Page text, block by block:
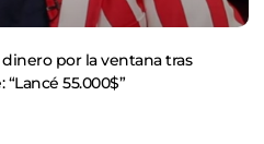
por la ventana tras
55.000$”